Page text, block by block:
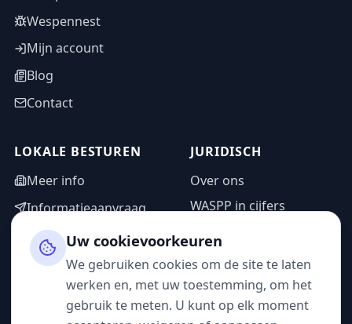
Wespennest
Mijn account
Blog
Contact
LOKALE BESTUREN
Meer info
Informatieaanvraag
Adminzone
JURIDISCH
Over ons
WASPP in cijfers
Privacybeleid
Gebruiksvoorwaarden
Uw cookievoorkeuren
We gebruiken cookies om de site te laten
werken en, met uw toestemming, om het
gebruik te meten. U kunt op elk moment